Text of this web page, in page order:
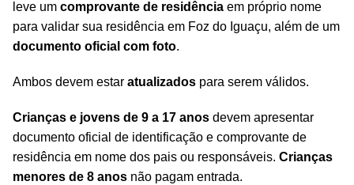
leve um comprovante de residência em próprio nome
para validar sua residência em Foz do Iguaçu, além de um
documento oficial com foto.
Ambos devem estar atualizados para serem válidos.
Crianças e jovens de 9 a 17 anos devem apresentar
documento oficial de identificação e comprovante de
residência em nome dos pais ou responsáveis. Crianças
menores de 8 anos não pagam entrada.